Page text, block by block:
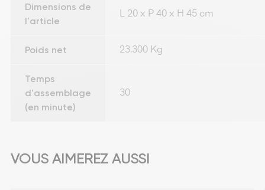
Dimensions de
l'article
L 20 x P 40 x H 45 cm
Poids net 23.300 Kg
Temps
d'assemblage
(en minute)
30
VOUS AIMEREZ AUSSI